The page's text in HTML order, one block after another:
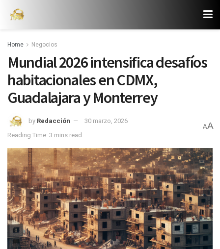
Home Negocios
Mundial 2026 intensifica desafíos
habitacionales en CDMX,
Guadalajara y Monterrey
by Redacción
30 marzo, 2026
Reading Time: 3 mins read
AA